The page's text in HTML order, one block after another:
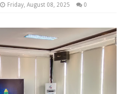
Friday, August 08, 2025 0